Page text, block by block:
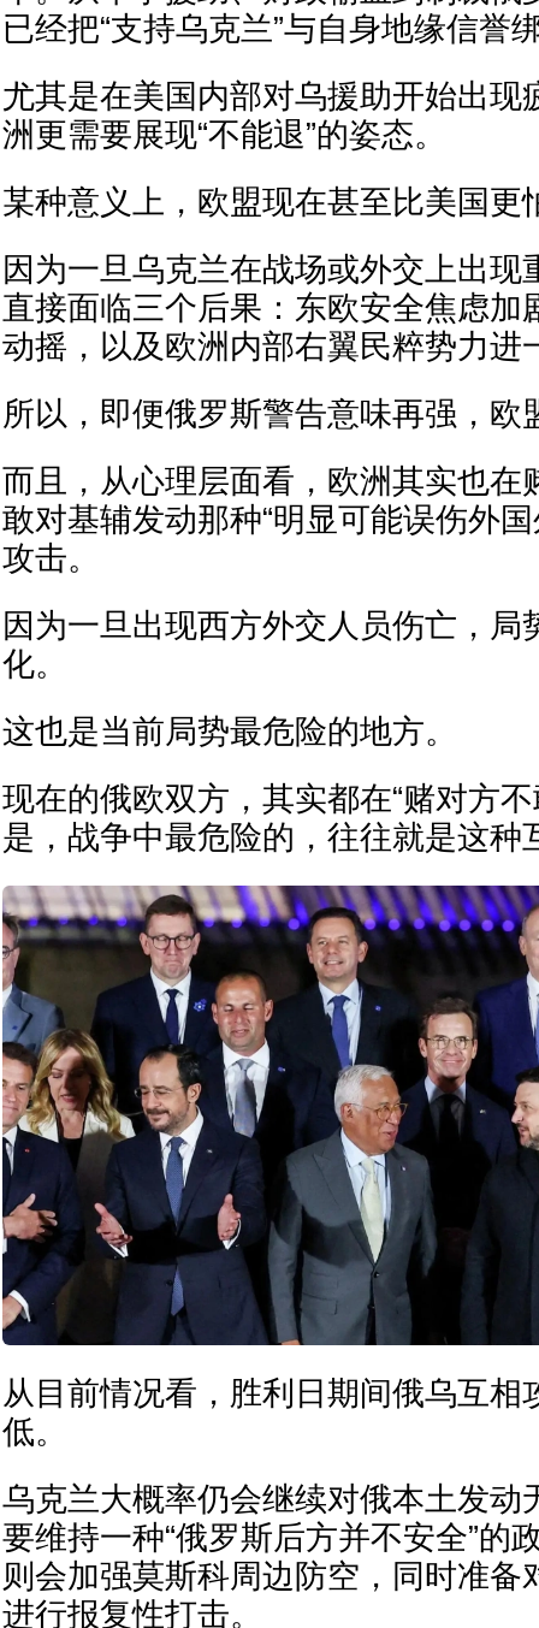
已经把“支持乌克兰”与自身地缘信誉
尤其是在美国内部对乌援助开始出现
洲更需要展现“不能退”的姿态。
某种意义上，欧盟现在甚至比美国更
因为一旦乌克兰在战场或外交上出现
直接面临三个后果：东欧安全焦虑加
动摇，以及欧洲内部右翼民粹势力进
所以，即便俄罗斯警告意味再强，欧
而且，从心理层面看，欧洲其实也在
敢对基辅发动那种“明显可能误伤外
攻击。
因为一旦出现西方外交人员伤亡，局
化。
这也是当前局势最危险的地方。
现在的俄欧双方，其实都在“赌对方
是，战争中最危险的，往往就是这种
从目前情况看，胜利日期间俄乌互相
低。
乌克兰大概率仍会继续对俄本土发动
要维持一种“俄罗斯后方并不安全”的
则会加强莫斯科周边防空，同时准备
进行报复性打击。